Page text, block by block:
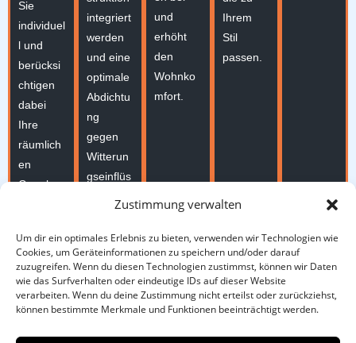
Zustimmung verwalten
Um dir ein optimales Erlebnis zu bieten, verwenden wir Technologien wie
Cookies, um Geräteinformationen zu speichern und/oder darauf
zuzugreifen. Wenn du diesen Technologien zustimmst, können wir Daten
wie das Surfverhalten oder eindeutige IDs auf dieser Website
verarbeiten. Wenn du deine Zustimmung nicht erteilst oder zurückziehst,
können bestimmte Merkmale und Funktionen beeinträchtigt werden.
Sie
individuel
l und
berücksi
chtigen
dabei
Ihre
räumlich
en
Gegeben
ästhetisc
hen
Wünsche
integriert
werden
und eine
optimale
Abdichtu
ng
gegen
Witterun
gseinflüs
istet ist.
und
erhöht
den
Wohnko
mfort.
Ihrem
Stil
passen.